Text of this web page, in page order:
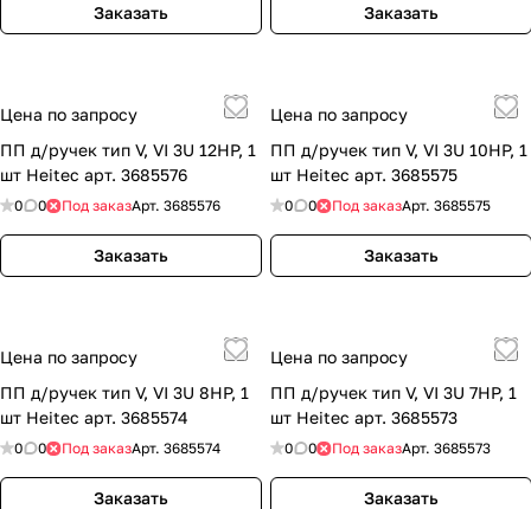
Заказать Заказать
Цена по запросу
ПП д/ручек тип V, VI 3U 12HP, 1
шт Heitec арт. 3685576
0 0 Под заказАрт. 3685576
Заказать
Цена по запросу
ПП д/ручек тип V, VI 3U 10HP, 1
шт Heitec арт. 3685575
0 0 Под заказАрт. 3685575
Заказать
Цена по запросу
ПП д/ручек тип V, VI 3U 8HP, 1
шт Heitec арт. 3685574
0 0 Под заказАрт. 3685574
Заказать
Цена по запросу
ПП д/ручек тип V, VI 3U 7HP, 1
шт Heitec арт. 3685573
0 0 Под заказАрт. 3685573
Заказать